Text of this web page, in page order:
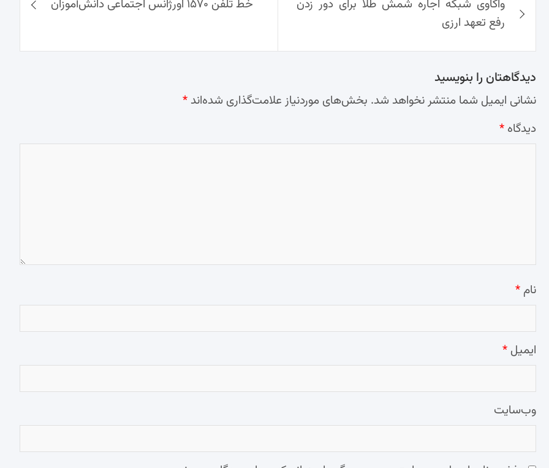
نوشته‌ها
واکاوی شبکه اجاره شمش طلا برای دور زدن
رفع تعهد ارزی
خط تلفن ۱۵۷۰ اورژانس اجتماعی دانش‌آموزان
دیدگاهتان را بنویسید
نشانی ایمیل شما منتشر نخواهد شد. بخش‌های موردنیاز علامت‌گذاری شده‌اند *
دیدگاه *
نام *
ایمیل *
وب‌سایت